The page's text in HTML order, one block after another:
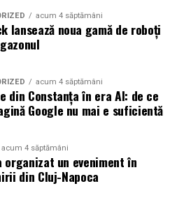
pus la păstrare într-un
a se lua măsuri de
cel puțin 204 persoane și-
au fost rănite și multe
Peste 300.000 de oameni
exploziilor devastatoare.
trei zile de doliu
acum 4 săptămâni
lansează noua gamă de roboți
acum 4 săptămâni
din Constanța în era AI: de ce
Google nu mai e suficientă
acum 4 săptămâni
organizat un eveniment în
din Cluj-Napoca